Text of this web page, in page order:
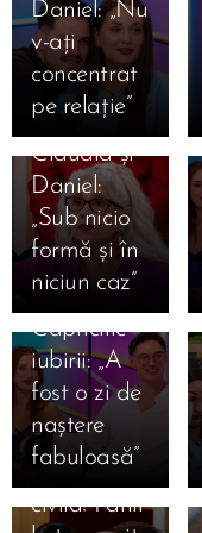
Daniel: „Nu
v-ați
concentrat
pe relație”
Cătălina,
mesaj
categoric
pentru
Claudia și
Daniel:
„Sub nicio
formă și în
niciun caz”
16.07.2026
Daniela,
mărturisire
emoționantă
despre
Mihai la
Mireasa.
Capriciile
iubirii: „A
fost o zi de
naștere
fabuloasă”
15.07.2026
Amalia și
Sebastian,
la doar o zi
de cununia
civilă! Fanii
15.07.2026
Simona
Gherghe